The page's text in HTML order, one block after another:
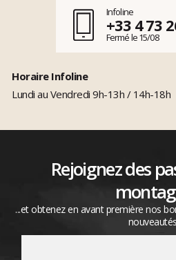
Infoline
+33 4 73
Fermé le 15/08
Horaire Infoline
Lundi au Vendredi 9h-13h / 14h-18h
Rejoignez des
...et obtenez en avant première nos